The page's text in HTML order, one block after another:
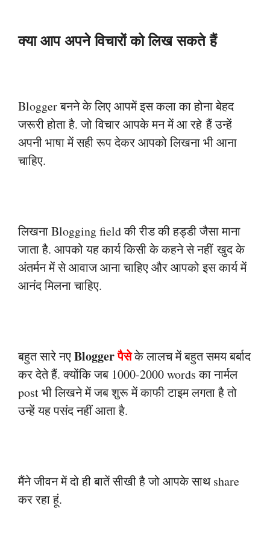
क्या आप अपने विचारों को लिख सकते हैं
Blogger बनने के लिए आपमें इस कला का होना बेहद
जरूरी होता है. जो विचार आपके मन में आ रहेहैं उन्हें
अपनी भाषा में सही रूप देकर आपको लिखना भी आना
चाहिए.
लिखना Blogging field की रीड की हड्डी जैसा माना
जाता है. आपको यह कार्य किसी के कहने से नहींखुद के
अंतर्मन में से आवाज आना चाहिए और आपको इस कार्य में
आनंद मिलना चाहिए.
बहुत सारे नएBloggerपैसेके लालच में बहुत समय बर्बाद
कर देते हैं. क्योंकि जब 1000-2000words का नार्मल
post भी लिखने में जब शुरू में काफी टाइम लगता है तो
उन्हें यह पसंद नहीं आता है.
मैंने जीवन में दो ही बातें सीखी है जो आपके साथ share
कर रहा हूं.